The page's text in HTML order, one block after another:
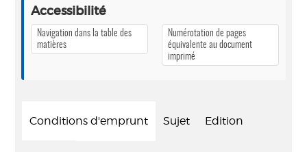
Accessibilité
Navigation dans la table des
matières
Numérotation de pages
équivalente au document
imprimé
Conditions d'emprunt Sujet Edition